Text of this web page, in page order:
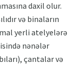
daxil olur.
və binaların
yerli atelyelərə
nənələr
çantalar və